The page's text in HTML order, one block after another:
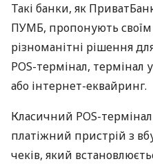
Такі банки, як
ПУМБ, пропонують своїм
різноманітні рішення
POS-термінал, термінал
або інтернет-еквайринг.
Класичний POS-
платіжний пристрій з
чеків, який